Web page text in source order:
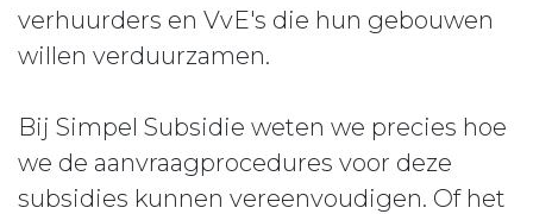
verhuurders en VvE's die hun gebouwen
willen verduurzamen.
Bij Simpel Subsidie weten we precies hoe
we de aanvraagprocedures voor deze
subsidies kunnen vereenvoudigen. Of het